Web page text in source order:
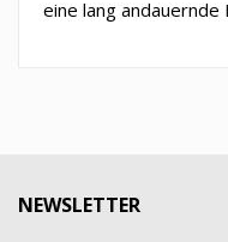
eine lang
NEWSLETTER